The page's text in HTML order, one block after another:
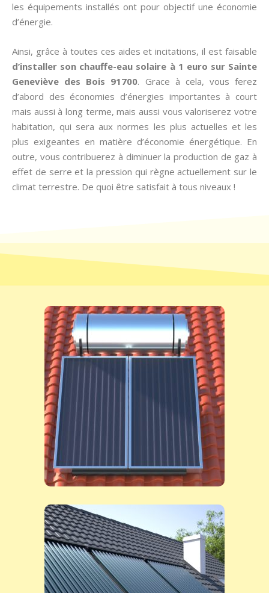
les équipements installés ont pour objectif une économie
d’énergie.
Ainsi, grâce à toutes ces aides et incitations, il est faisable
d’installer son chauffe-eau solaire à 1 euro sur Sainte
Geneviève des Bois 91700. Grace à cela, vous ferez
d’abord des économies d’énergies importantes à court
mais aussi à long terme, mais aussi vous valoriserez votre
habitation, qui sera aux normes les plus actuelles et les
plus exigeantes en matière d’économie énergétique. En
outre, vous contribuerez à diminuer la production de gaz à
effet de serre et la pression qui règne actuellement sur le
climat terrestre. De quoi être satisfait à tous niveaux !